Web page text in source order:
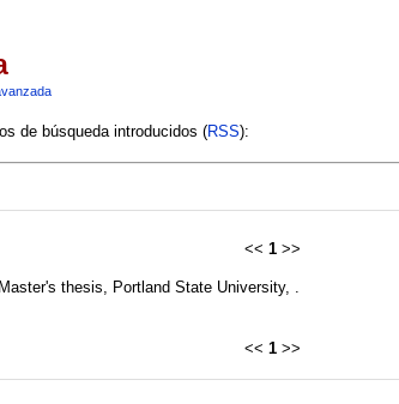
de búsqueda introducidos (RSS):
<< 1>>
thesis, Portland State University, .
<< 1>>